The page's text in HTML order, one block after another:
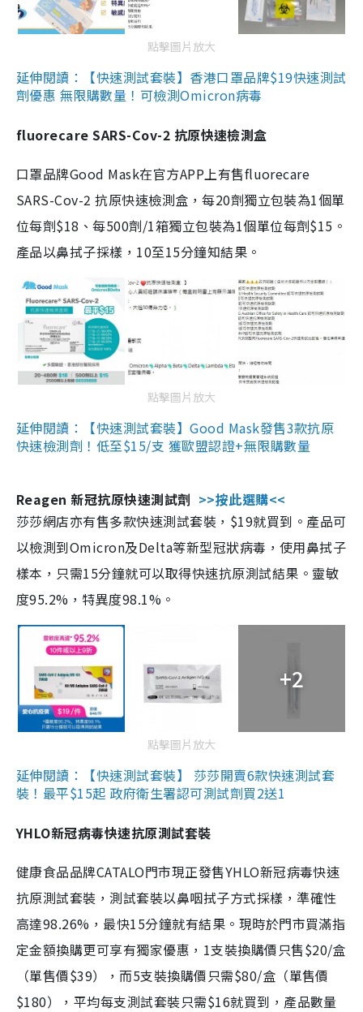
點擊圖片放大
延伸閱讀：【快速測試套裝】香港口罩品牌$19快速測試
劑優惠 無限購數量！可檢測Omicron病毒
fluorecare SARS-Cov-2 抗原快速檢測盒
口罩品牌Good Mask在官方APP上有售fluorecare
SARS-Cov-2 抗原快速檢測盒，每20劑獨立包裝為1個單
位每劑$18、每500劑/1箱獨立包裝為1個單位每劑$15。
產品以鼻拭子採樣，10至15分鐘知結果。
點擊圖片放大
延伸閱讀：【快速測試套裝】Good Mask發售3款抗原
快速檢測劑！低至$15/支 獲歐盟認證+無限購數量
Reagen 新冠抗原快速測試劑 >>按此選購<<
莎莎網店亦有售多款快速測試套裝，$19就買到。產品可
以檢測到Omicron及Delta等新型冠狀病毒，使用鼻拭子
樣本，只需15分鐘就可以取得快速抗原測試結果。靈敏
度95.2%，特異度98.1%。
+2
點擊圖片放大
延伸閱讀：【快速測試套裝】 莎莎開賣6款快速測試套
裝！最平$15起 政府衛生署認可測試劑買2送1
YHLO新冠病毒快速抗原測試套裝
健康食品品牌CATALO門市現正發售YHLO新冠病毒快速
抗原測試套裝，測試套裝以鼻咽拭子方式採樣，準確性
高達98.26%，最快15分鐘就有結果。現時於門市買滿指
定金額換購更可享有獨家優惠，1支裝換購價只售$20/盒
（單售價$39），而5支裝換購價只需$80/盒（單售價
$180），平均每支測試套裝只需$16就買到，產品數量